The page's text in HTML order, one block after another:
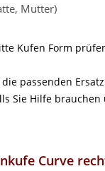
Mutter)
Kufen Form
passenden
Sie Hilfe
Curve